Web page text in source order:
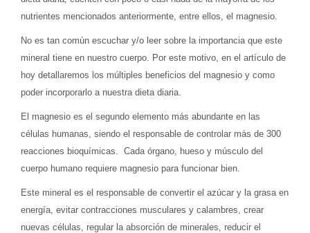
nutrientes mencionados anteriormente, entre ellos, el magnesio.
No es tan común escuchar y/o leer sobre la importancia que este
mineral tiene en nuestro cuerpo. Por este motivo, en el artículo de
hoy detallaremos los múltiples beneficios del magnesio y como
poder incorporarlo a nuestra dieta diaria.
El magnesio es el segundo elemento más abundante en las
células humanas, siendo el responsable de controlar más de 300
reacciones bioquímicas. Cada órgano, hueso y músculo del
cuerpo humano requiere magnesio para funcionar bien.
Este mineral es el responsable de convertir el azúcar y la grasa en
energía, evitar contracciones musculares y calambres, crear
nuevas células, regular la absorción de minerales, reducir el